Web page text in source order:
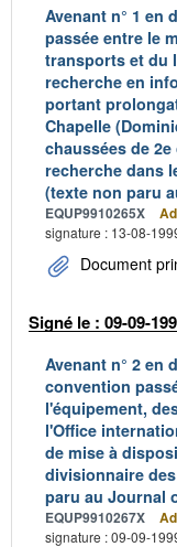
Avenant n° 1 en
passée entre le
transports et du
recherche en
portant
Chapelle
chaussées de
recherche dans
(texte non paru
EQUP9910265X
signature : 13-08-
Document
Signé le : 09-09-
Avenant n° 2 en
convention
l'équipement,
l'Office
de mise à
divisionnaire
paru au Journal
EQUP9910267X
signature : 09-09-